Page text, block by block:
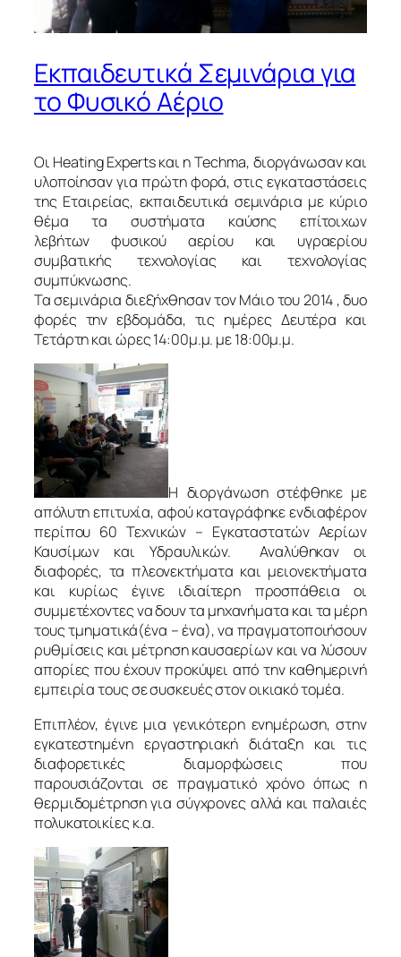
Εκπαιδευτικά Σεμινάρια για
το Φυσικό Αέριο
Οι Heating Experts και η Techma, διοργάνωσαν και
υλοποίησαν για πρώτη φορά, στις εγκαταστάσεις
της Εταιρείας, εκπαιδευτικά σεμινάρια με κύριο
θέμα τα συστήματα καύσης επίτοιχων
λεβήτων φυσικού αερίου και υγραερίου
συμβατικής τεχνολογίας και τεχνολογίας
συμπύκνωσης.
Τα σεμινάρια διεξήχθησαν τον Μάιο του 2014 , δυο
φορές την εβδομάδα, τις ημέρες Δευτέρα και
Τετάρτη και ώρες 14:00μ.μ. με 18:00μ.μ.
Η διοργάνωση στέφθηκε με
απόλυτη επιτυχία, αφού καταγράφηκε ενδιαφέρον
περίπου 60 Τεχνικών – Εγκαταστατών Αερίων
Καυσίμων και Υδραυλικών. Αναλύθηκαν οι
διαφορές, τα πλεονεκτήματα και μειονεκτήματα
και κυρίως έγινε ιδιαίτερη προσπάθεια οι
συμμετέχοντες να δουν τα μηχανήματα και τα μέρη
τους τμηματικά(ένα – ένα), να πραγματοποιήσουν
ρυθμίσεις και μέτρηση καυσαερίων και να λύσουν
απορίες που έχουν προκύψει από την καθημερινή
εμπειρία τους σε συσκευές στον οικιακό τομέα.
Επιπλέον, έγινε μια γενικότερη ενημέρωση, στην
εγκατεστημένη εργαστηριακή διάταξη και τις
διαφορετικές διαμορφώσεις που
παρουσιάζονται σε πραγματικό χρόνο όπως η
θερμιδομέτρηση για σύγχρονες αλλά και παλαιές
πολυκατοικίες κ.α.